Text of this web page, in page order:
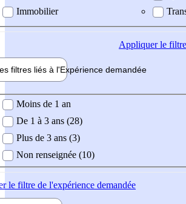
Immobilier
Appliquerle filtre
filtres liés à l'Expérience demandée
demandée
Moins de 1 an
De 1 à 3 ans (28)
Plus de 3 ans (3)
Non renseignée (10)
le filtre de l'expérience demandée